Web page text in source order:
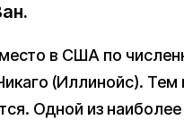
в США по
(Иллинойс). Тем
Одной из